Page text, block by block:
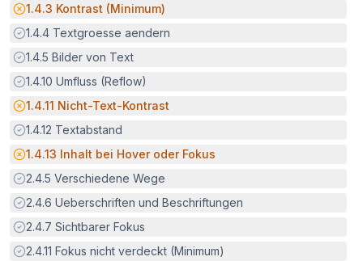
Potenzielle Barriere:
1.4.3 Kontrast (Minimum)
Erfüllt:
1.4.4 Textgroesse aendern
Erfüllt:
1.4.5 Bilder von Text
Erfüllt:
1.4.10 Umfluss (Reflow)
Potenzielle Barriere:
1.4.11 Nicht-Text-Kontrast
Erfüllt:
1.4.12 Textabstand
Potenzielle Barriere:
1.4.13 Inhalt bei Hover oder Fokus
Erfüllt:
2.4.5 Verschiedene Wege
Erfüllt:
2.4.6 Ueberschriften und Beschriftungen
Erfüllt:
2.4.7 Sichtbarer Fokus
Erfüllt:
2.4.11 Fokus nicht verdeckt (Minimum)